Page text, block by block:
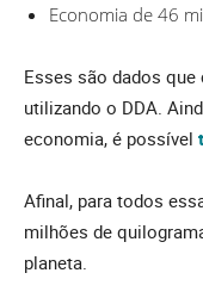
Economia de 46
Esses são dados
utilizando o DDA.
economia, é possível
Afinal, para todos
milhões de
planeta.